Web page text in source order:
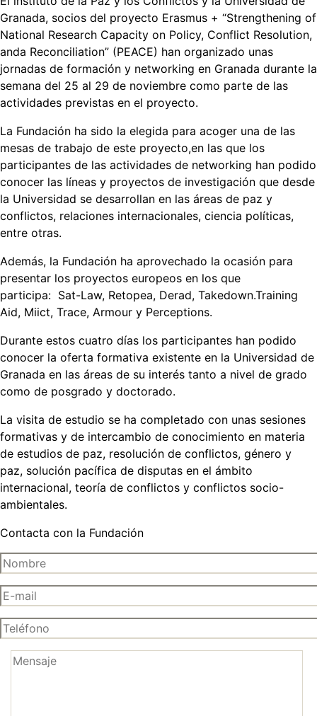
Granada, socios del proyecto Erasmus + “Strengthening of
National Research Capacity on Policy, Conflict Resolution,
anda Reconciliation” (PEACE) han organizado unas
jornadas de formación y networking en Granada durante la
semana del 25 al 29 de noviembre como parte de las
actividades previstas en el proyecto.
La Fundación ha sido la elegida para acoger una de las
mesas de trabajo de este proyecto,en las que los
participantes de las actividades de networking han podido
conocer las líneas y proyectos de investigación que desde
la Universidad se desarrollan en las áreas de paz y
conflictos, relaciones internacionales, ciencia políticas,
entre otras.
Además, la Fundación ha aprovechado la ocasión para
presentar los proyectos europeos en los que
participa: Sat-Law, Retopea, Derad, Takedown.Training
Aid, Miict, Trace, Armour y Perceptions.
Durante estos cuatro días los participantes han podido
conocer la oferta formativa existente en la Universidad de
Granada en las áreas de su interés tanto a nivel de grado
como de posgrado y doctorado.
La visita de estudio se ha completado con unas sesiones
formativas y de intercambio de conocimiento en materia
de estudios de paz, resolución de conflictos, género y
paz, solución pacífica de disputas en el ámbito
internacional, teoría de conflictos y conflictos socio-
ambientales.
Contacta con la Fundación